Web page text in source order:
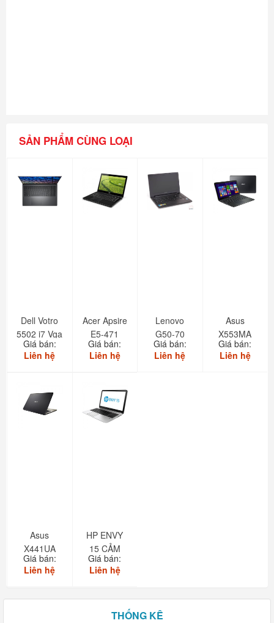
SẢN PHẨM CÙNG LOẠI
Dell Votro
5502 i7 Vga
rời
Giá bán:
Liên hệ
Acer Apsire
E5-471
Giá bán:
Liên hệ
Lenovo
G50-70
Giá bán:
Liên hệ
Asus
X553MA
Giá bán:
Liên hệ
Asus
X441UA
Giá bán:
Liên hệ
HP ENVY
15 CẢM
ỨNG
Giá bán:
Liên hệ
THỐNG KÊ